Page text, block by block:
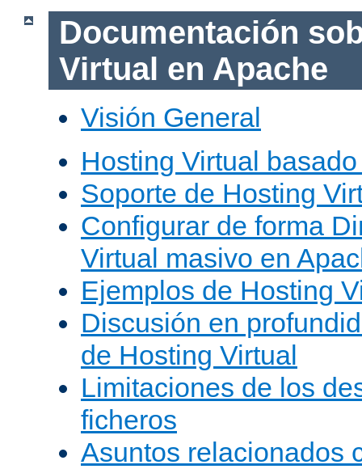
Documentación
Virtual en Apache
Visión General
Hosting Virtual
Soporte de Hosting
Configurar de forma
Virtual masivo en
Ejemplos de Hosting
Discusión en
de Hosting Virtual
Limitaciones de los
ficheros
Asuntos relacionados